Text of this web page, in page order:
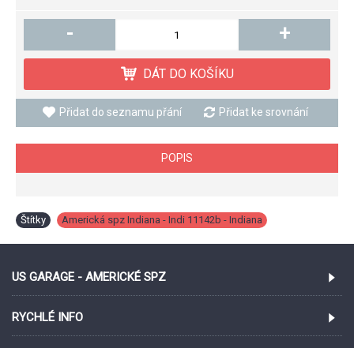
- +
DÁT DO KOŠÍKU
Přidat do seznamu přání Přidat ke srovnání
POPIS
Štítky Americká spz Indiana - Indi 11142b - Indiana
US GARAGE - AMERICKÉ SPZ
RYCHLÉ INFO